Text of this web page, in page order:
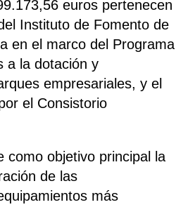
euros pertenecen
Instituto de Fomento de
en el marco del Programa
a la dotación y
empresariales, y el
el Consistorio
como objetivo principal la
de las
más